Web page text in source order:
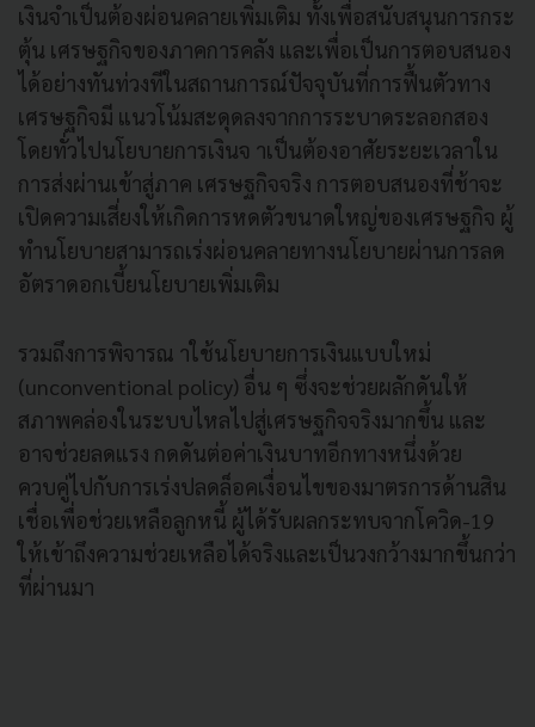
เงินจำเป็นต้องผ่อนคลายเพิ่มเติม ทั้งเพื่อสนับสนุนการกระ
ตุ้น เศรษฐกิจของภาคการคลัง และเพื่อเป็นการตอบสนอง
ได้อย่างทันท่วงทีในสถานการณ์ปัจจุบันที่การฟื้นตัวทาง
เศรษฐกิจมี แนวโน้มสะดุดลงจากการระบาดระลอกสอง
โดยทั่วไปนโยบายการเงินจ าเป็นต้องอาศัยระยะเวลาใน
การส่งผ่านเข้าสู่ภาค เศรษฐกิจจริง การตอบสนองที่ช้าจะ
เปิดความเสี่ยงให้เกิดการหดตัวขนาดใหญ่ของเศรษฐกิจ ผู้
ทำนโยบายสามารถเร่งผ่อนคลายทางนโยบายผ่านการลด
อัตราดอกเบี้ยนโยบายเพิ่มเติม
รวมถึงการพิจารณ าใช้นโยบายการเงินแบบใหม่
(unconventional policy) อื่น ๆ ซึ่งจะช่วยผลักดันให้
สภาพคล่องในระบบไหลไปสู่เศรษฐกิจจริงมากขึ้น และ
อาจช่วยลดแรง กดดันต่อค่าเงินบาทอีกทางหนึ่งด้วย
ควบคู่ไปกับการเร่งปลดล็อคเงื่อนไขของมาตรการด้านสิน
เชื่อเพื่อช่วยเหลือลูกหนี้ ผู้ได้รับผลกระทบจากโควิด-19
ให้เข้าถึงความช่วยเหลือได้จริงและเป็นวงกว้างมากขึ้นกว่า
ที่ผ่านมา